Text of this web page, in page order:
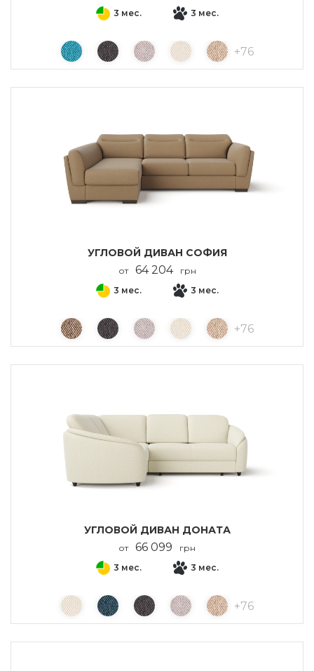
+76
3 мес. 3 мес.
УГЛОВОЙ ДИВАН СОФИЯ
от 64 204 грн
+76
3 мес. 3 мес.
УГЛОВОЙ ДИВАН ДОНАТА
от 66 099 грн
+76
3 мес. 3 мес.